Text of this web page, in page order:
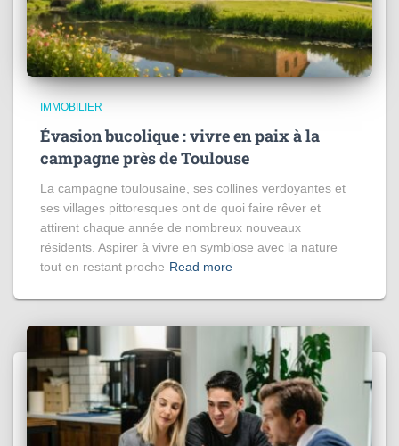
IMMOBILIER
Évasion bucolique : vivre en paix à la
campagne près de Toulouse
La campagne toulousaine, ses collines verdoyantes et
ses villages pittoresques ont de quoi faire rêver et
attirent chaque année de nombreux nouveaux
résidents. Aspirer à vivre en symbiose avec la nature
tout en restant proche Read more